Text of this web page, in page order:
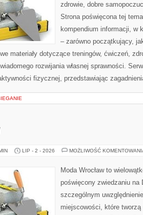
zdrowie, dobre
Strona poświęcona tej
kompendium informacji, w
– zarówno początkujący,
materiały dotyczące treningów, ćwiczeń,
rozwijania własnej sprawności.
fizycznej, przedstawiając
LIP - 2 - 2026 MOŻLIWOŚĆ
Moda Wrocław to
poświęcony zwiedzaniu na
szczególnym
miejscowości, które